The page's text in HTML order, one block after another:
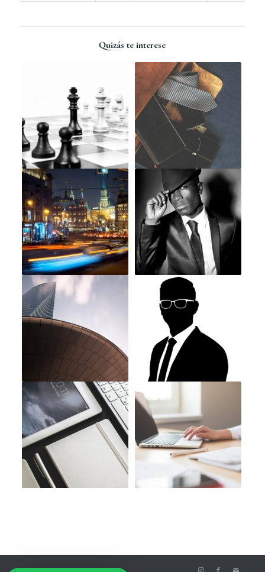
Quizás te interese